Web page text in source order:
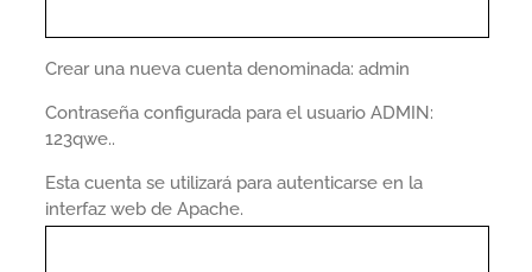
Crear una nueva cuenta denominada: admin
Contraseña configurada para el usuario ADMIN:
123qwe..
Esta cuenta se utilizará para autenticarse en la
interfaz web de Apache.